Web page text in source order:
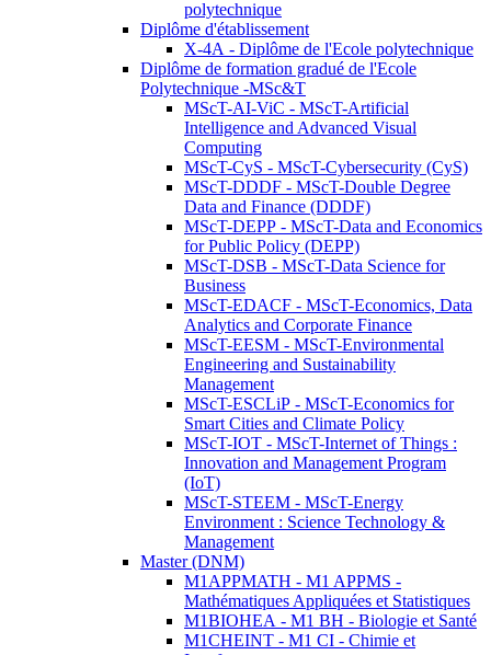
polytechnique
Diplôme d'établissement
X-4A - Diplôme de l'Ecole polytechnique
Diplôme de formation gradué de l'Ecole
Polytechnique -MSc&T
MScT-AI-ViC - MScT-Artificial
Intelligence and Advanced Visual
Computing
MScT-CyS - MScT-Cybersecurity (CyS)
MScT-DDDF - MScT-Double Degree
Data and Finance (DDDF)
MScT-DEPP - MScT-Data and Economics
for Public Policy (DEPP)
MScT-DSB - MScT-Data Science for
Business
MScT-EDACF - MScT-Economics, Data
Analytics and Corporate Finance
MScT-EESM - MScT-Environmental
Engineering and Sustainability
Management
MScT-ESCLiP - MScT-Economics for
Smart Cities and Climate Policy
MScT-IOT - MScT-Internet of Things :
Innovation and Management Program
(IoT)
MScT-STEEM - MScT-Energy
Environment : Science Technology &
Management
Master (DNM)
M1APPMATH - M1 APPMS -
Mathématiques Appliquées et Statistiques
M1BIOHEA - M1 BH - Biologie et Santé
M1CHEINT - M1 CI - Chimie et